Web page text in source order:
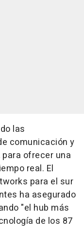
las
comunicación y
ofrecer una
real. El
para el sur
ha asegurado
"el hub más
de los 87